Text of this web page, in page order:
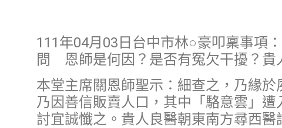
111年04月03日台中市林○豪叩稟事項
問 恩師是何因？是否有冤欠干擾？貴
本堂主席關恩師聖示：細查之，乃緣
乃因善信販賣人口，其中「駱意雲」
討宜誠懺之。貴人良醫朝東南方尋西醫